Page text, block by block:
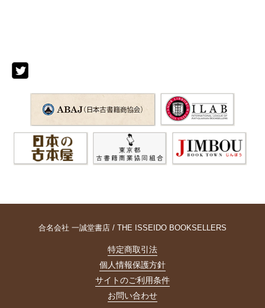
合名会社 一誠堂書店 / THE ISSEIDO BOOKSELLERS
特定商取引法
個人情報保護方針
サイトのご利用条件
お問い合わせ